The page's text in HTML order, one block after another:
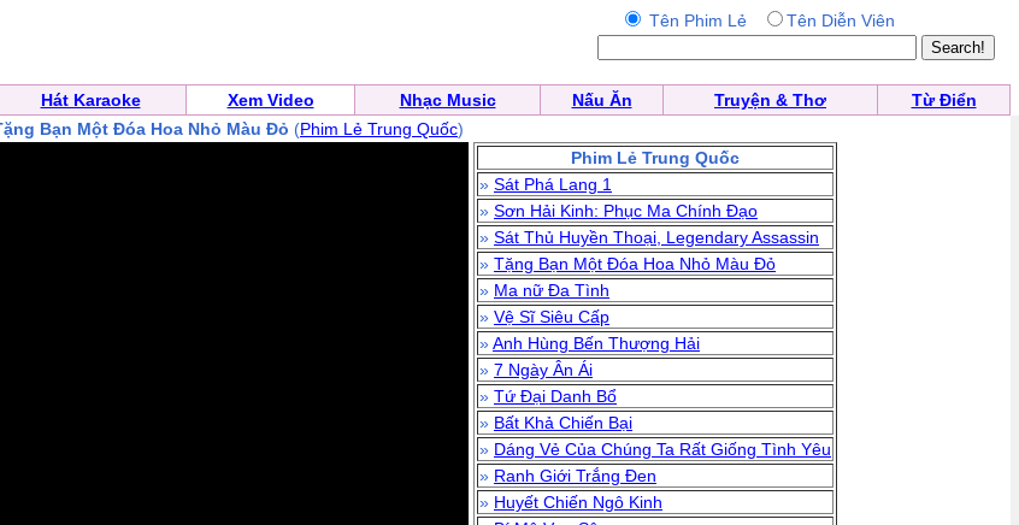
Tên Phim Lẻ Tên Diễn Viên
Hát Karaoke Xem Video Nhạc Music Nấu Ăn Truyện & Thơ Từ Điển
Bạn Một Đóa Hoa Nhỏ Màu Đỏ (Phim Lẻ Trung Quốc)
Phim Lẻ Trung Quốc
» Sát Phá Lang 1
» Sơn Hải Kinh: Phục Ma Chính Đạo
» Sát Thủ Huyền Thoại, Legendary Assassin
» Tặng Bạn Một Đóa Hoa Nhỏ Màu Đỏ
» Ma nữ Đa Tình
» Vệ Sĩ Siêu Cấp
»Anh Hùng Bến Thượng Hải
» 7 Ngày Ân Ái
» Tứ Đại Danh Bổ
» Bất Khả Chiến Bại
» Dáng Vẻ Của Chúng Ta Rất Giống Tình Yêu
» Ranh Giới Trắng Đen
» Huyết Chiến Ngô Kinh